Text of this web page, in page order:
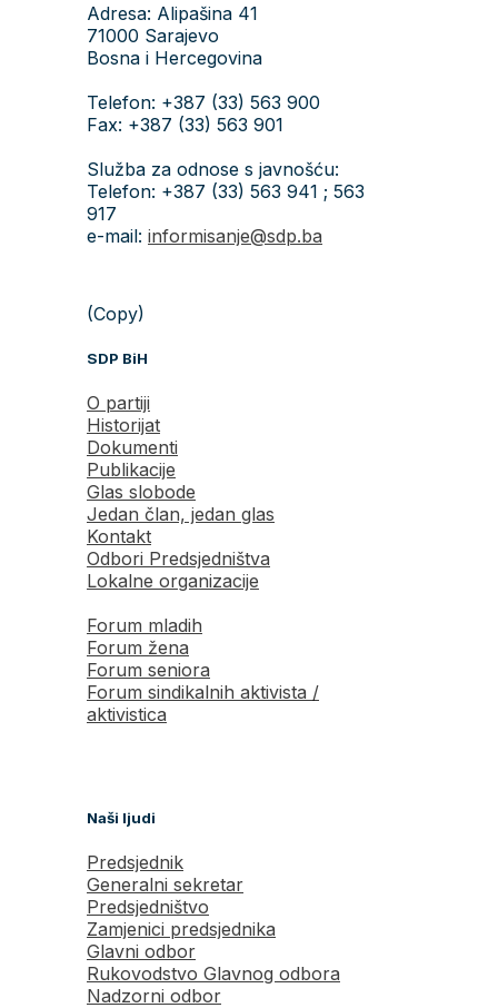
Adresa: Alipašina 41
71000 Sarajevo
Bosna i Hercegovina
Telefon: +387 (33) 563 900
Fax: +387 (33) 563 901
Služba za odnose s javnošću:
Telefon: +387 (33) 563 941 ; 563
917
e-mail: informisanje@sdp.ba
(Copy)
SDP BiH
O partiji
Historijat
Dokumenti
Publikacije
Glas slobode
Jedan član, jedan glas
Kontakt
Odbori Predsjedništva
Lokalne organizacije
Forum mladih
Forum žena
Forum seniora
Forum sindikalnih aktivista /
aktivistica
Naši ljudi
Predsjednik
Generalni sekretar
Predsjedništvo
Zamjenici predsjednika
Glavni odbor
Rukovodstvo Glavnog odbora
Nadzorni odbor